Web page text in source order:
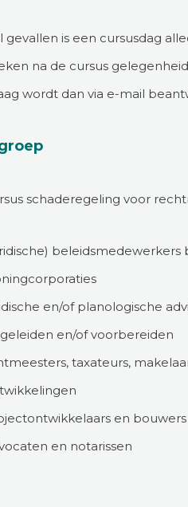
gevallen is een cursusdag
na de cursus
wordt dan via e-mail
schaderegeling voor
beleidsmedewerkers
en/of planologische
en/of voorbereiden
taxateurs,
en bouwers
en notarissen